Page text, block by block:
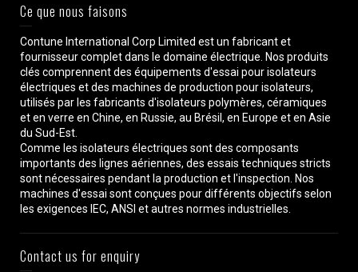
Ce que nous faisons
Contune International Corp Limited est un fabricant et
fournisseur complet dans le domaine électrique. Nos produits
clés comprennent des équipements d'essai pour isolateurs
électriques et des machines de production pour isolateurs,
utilisés par les fabricants d'isolateurs polymères, céramiques
et en verre en Chine, en Russie, au Brésil, en Europe et en Asie
du Sud-Est.
Comme les isolateurs électriques sont des composants
importants des lignes aériennes, des essais techniques stricts
sont nécessaires pendant la production et l'inspection. Nos
machines d'essai sont conçues pour différents objectifs selon
les exigences IEC, ANSI et autres normes industrielles.
Contact us for enquiry